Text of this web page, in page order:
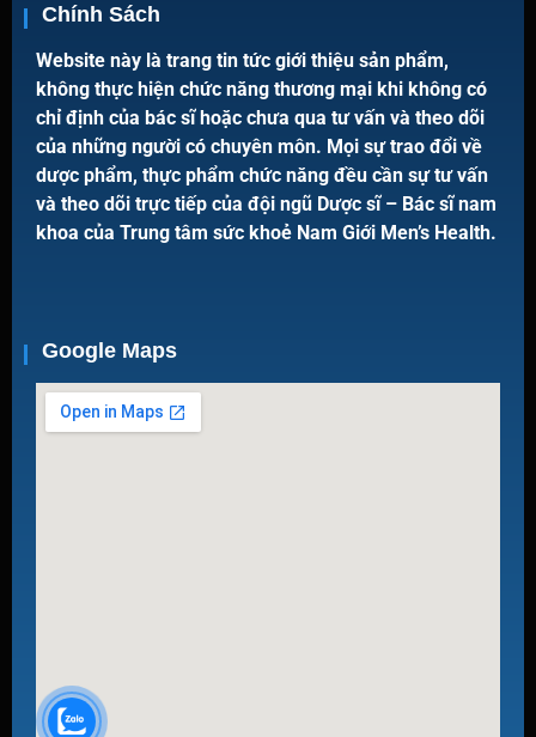
Chính Sách
Website này là trang tin tức giới thiệu sản phẩm,
không thực hiện chức năng thương mại khi không có
chỉ định của bác sĩ hoặc chưa qua tư vấn và theo dõi
của những người có chuyên môn. Mọi sự trao đổi về
dược phẩm, thực phẩm chức năng đều cần sự tư vấn
và theo dõi trực tiếp của đội ngũ Dược sĩ – Bác sĩ nam
khoa của Trung tâm sức khoẻ Nam Giới Men’s Health.
Google Maps